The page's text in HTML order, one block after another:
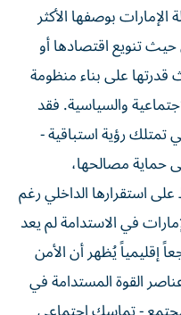
بوصفها الأكثر
تنويع اقتصادها أو
قدرتها على بناء منظومة
والسياسية. فقد
تمتلك رؤية استباقية -
حماية مصالحها،
استقرارها الداخلي رغم
في الاستدامة لم يعد
يُظهر أن الأمن
القوة المستدامة في